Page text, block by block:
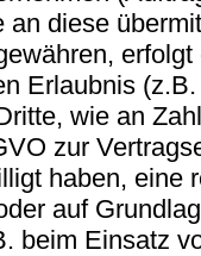
diese
erfolgt
Erlaubnis
wie an
zur
haben, eine
auf
beim Einsatz